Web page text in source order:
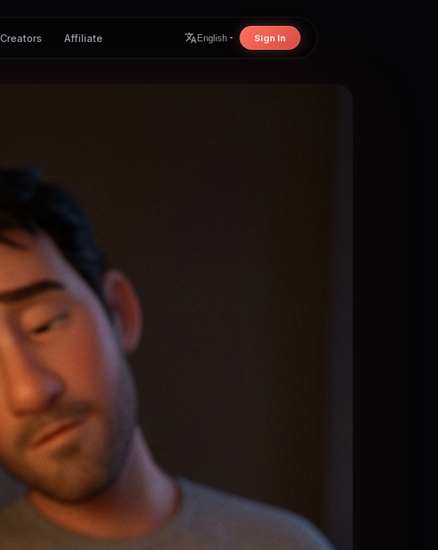
Creators Affiliate English Sign In